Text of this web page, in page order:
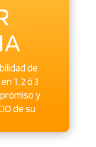
de
1, 2 ó 3
y
de su